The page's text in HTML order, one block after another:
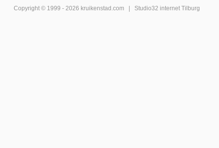
Copyright © 1999 - 2026 kruikenstad .com | Studio32 internet Tilburg